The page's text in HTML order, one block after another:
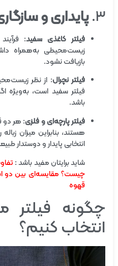
۳. پایداری و
فیلتر کاغذی سفید:
زیست‌محیطی به‌همراه
بازیافت نشود.
فیلتر نچرال: از نظر
فیلتر سفید است، به‌ویژه
باشد.
فیلتر پارچه‌ای و فلزی: هر
هستند، بنابراین میزان
انتخابی پایدار و
شاید برایتان مفید باشد :
چیست؟ مقایسه‌ای بین دو
قهوه
انتخاب کنیم؟